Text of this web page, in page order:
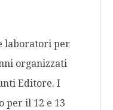
laboratori per
organizzati
Editore. I
per il 12 e 13